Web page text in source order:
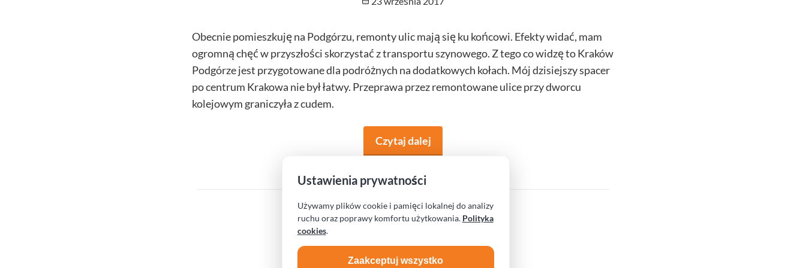
Obecnie pomieszkuję na Podgórzu, remonty ulic mają się ku końcowi. Efekty widać, mam
ogromną chęć w przyszłości skorzystać z transportu szynowego. Z tego co widzę to Kraków
Podgórze jest przygotowane dla podróżnych na dodatkowych kołach. Mój dzisiejszy spacer
po centrum Krakowa nie był łatwy. Przeprawa przez remontowane ulice przy dworcu
kolejowym graniczyła z cudem.
Czytaj dalej
Ustawienia prywatności
Używamy plików cookie i pamięci lokalnej do analizy
ruchu oraz poprawy komfortu użytkowania. Polityka
cookies.
Zaakceptuj wszystko